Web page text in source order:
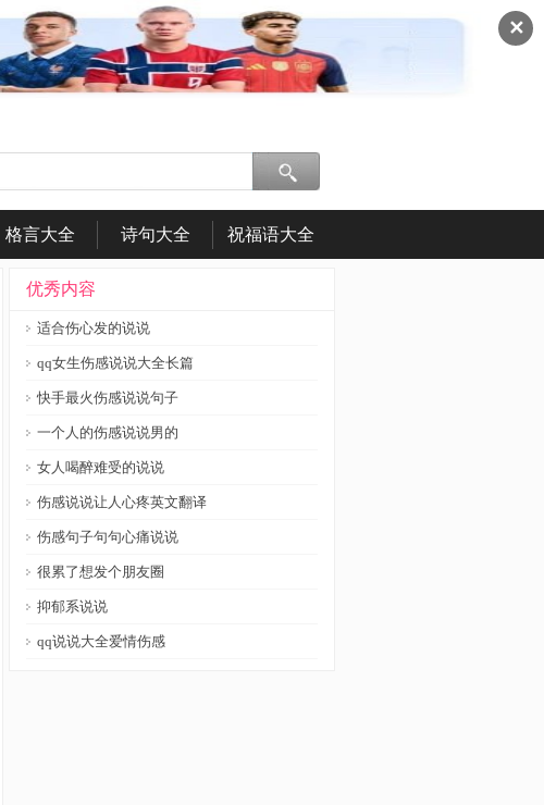
✕
格言大全 诗句大全 祝福语大全
优秀内容
适合伤心发的说说
qq女生伤感说说大全长篇
快手最火伤感说说句子
一个人的伤感说说男的
女人喝醉难受的说说
伤感说说让人心疼英文翻译
伤感句子句句心痛说说
很累了想发个朋友圈
抑郁系说说
qq说说大全爱情伤感